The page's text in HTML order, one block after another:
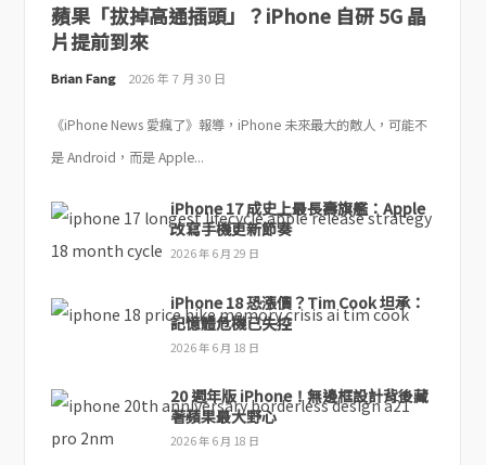
蘋果「拔掉高通插頭」？iPhone 自研 5G 晶
片提前到來
Brian Fang 2026 年 7 月 30 日
《iPhone News 愛瘋了》報導，iPhone 未來最大的敵人，可能不
是 Android，而是 Apple...
iPhone 17 成史上最長壽旗艦：Apple
改寫手機更新節奏
2026 年 6 月 29 日
iPhone 18 恐漲價？Tim Cook 坦承：
記憶體危機已失控
2026 年 6 月 18 日
20 週年版 iPhone！無邊框設計背後藏
著蘋果最大野心
2026 年 6 月 18 日